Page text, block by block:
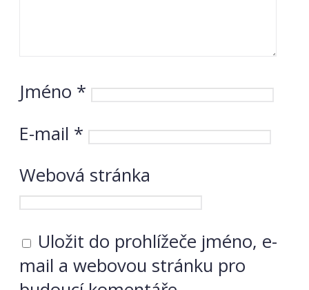
Jméno *
E-mail *
Webová stránka
Uložit do prohlížeče jméno, e-
mail a webovou stránku pro